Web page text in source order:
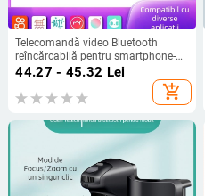
Telecomandă video Bluetooth
reîncărcabilă pentru smartphone-uri
(Buton selfie, Like, Răsfoire pagini)
44.27 - 45.32 Lei
add_shopping_cart